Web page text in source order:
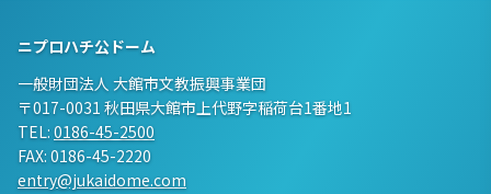
ニプロハチ公ドーム
一般財団法人 大館市文教振興事業団
〒017-0031 秋田県大館市上代野字稲荷台1番地1
TEL: 0186-45-2500
FAX: 0186-45-2220
entry@jukaidome.com